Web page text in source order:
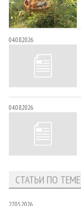
04.08.2026
04.08.2026
СТАТЬИ ПО ТЕМЕ
27.05.2026